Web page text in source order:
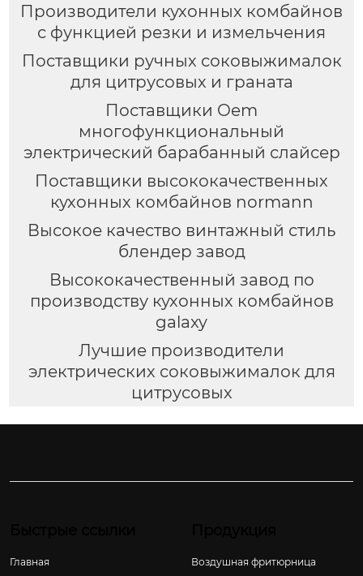
Производители кухонных комбайнов
с функцией резки и измельчения
Поставщики ручных соковыжималок
для цитрусовых и граната
Поставщики Oem
многофункциональный
электрический барабанный слайсер
Поставщики высококачественных
кухонных комбайнов normann
Высокое качество винтажный стиль
блендер завод
Высококачественный завод по
производству кухонных комбайнов
galaxy
Лучшие производители
электрических соковыжималок для
цитрусовых
Главная
Воздушная фритюрница